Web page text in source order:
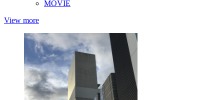
MOVIE
View more